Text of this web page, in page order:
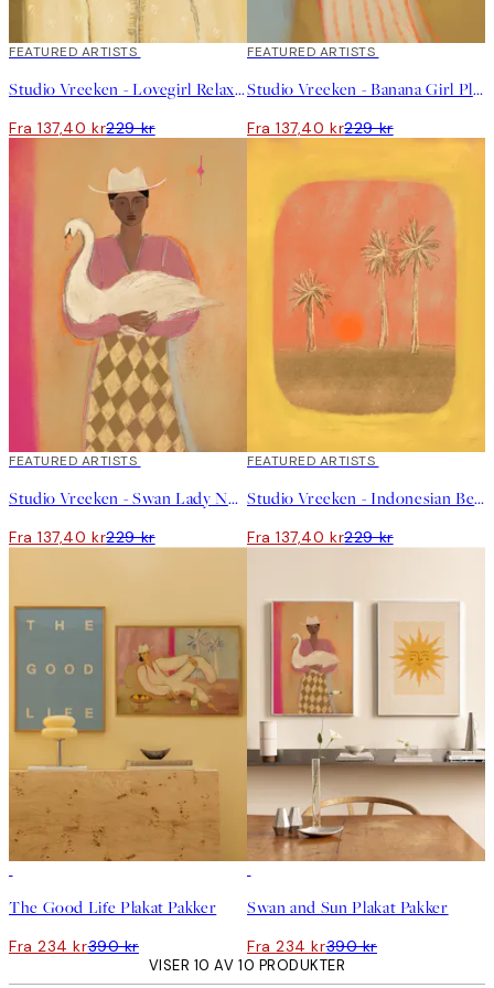
40%*
FEATURED ARTISTS
Studio Vreeken - Lovegirl Relaxing Day No2 Plakat
Fra 137,40 kr229 kr
40%*
FEATURED ARTISTS
Studio Vreeken - Banana Girl Plakat
Fra 137,40 kr229 kr
40%*
FEATURED ARTISTS
Studio Vreeken - Swan Lady No2 Plakat
Fra 137,40 kr229 kr
40%*
FEATURED ARTISTS
Studio Vreeken - Indonesian Beach Plakat
Fra 137,40 kr229 kr
The Good Life Plakat Pakker
Fra 234 kr390 kr
Swan and Sun Plakat Pakker
Fra 234 kr390 kr
VISER 10 AV 10 PRODUKTER